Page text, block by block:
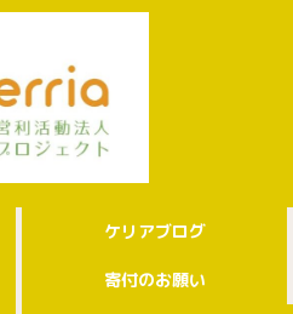
ケリアブログ
寄付のお願い